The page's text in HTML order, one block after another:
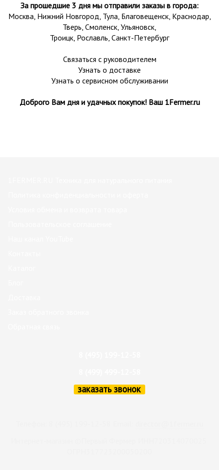
За прошедшие 3 дня мы отправили заказы в города:
Москва, Нижний Новгород, Тула, Благовещенск, Краснодар,
Тверь, Смоленск, Ульяновск,
Троицк, Рославль, Санкт-Петербург
Связаться с руководителем
Узнать о доставке
Узнать о сервисном обслуживании
Доброго Вам дня и удачных покупок! Ваш 1Fermer.ru
заказать звонок